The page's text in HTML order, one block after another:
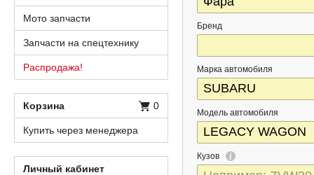
Бренд
Марка автомобиля
Модель автомобиля
Кузов
Мото запчасти
Запчасти на спецтехнику
Распродажа!
Корзина 0
Купить через менеджера
Личный кабинет